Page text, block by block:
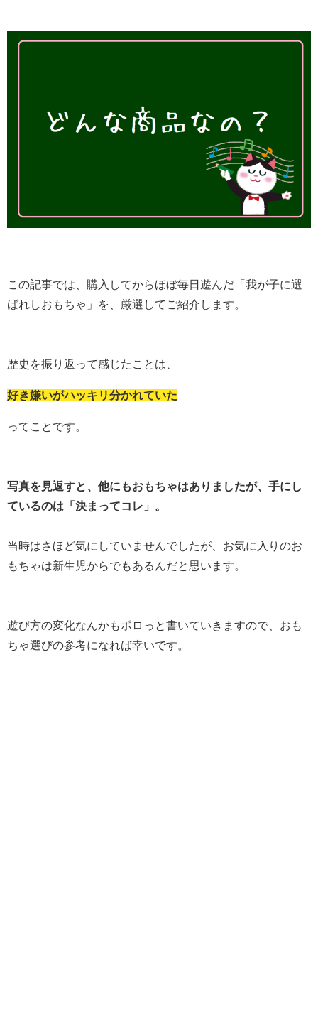
この記事では、購入してからほぼ毎日遊んだ「我が子に選
ばれしおもちゃ」を、厳選してご紹介します。
歴史を振り返って感じたことは、
好き嫌いがハッキリ分かれていた
ってことです。
写真を見返すと、他にもおもちゃはありましたが、手にし
ているのは「決まってコレ」。
当時はさほど気にしていませんでしたが、お気に入りのお
もちゃは新生児からでもあるんだと思います。
遊び方の変化なんかもポロっと書いていきますので、おも
ちゃ選びの参考になれば幸いです。